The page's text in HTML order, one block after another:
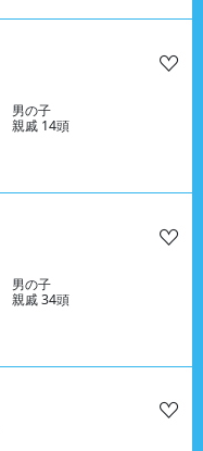
男の子
親戚 14頭
男の子
親戚 34頭